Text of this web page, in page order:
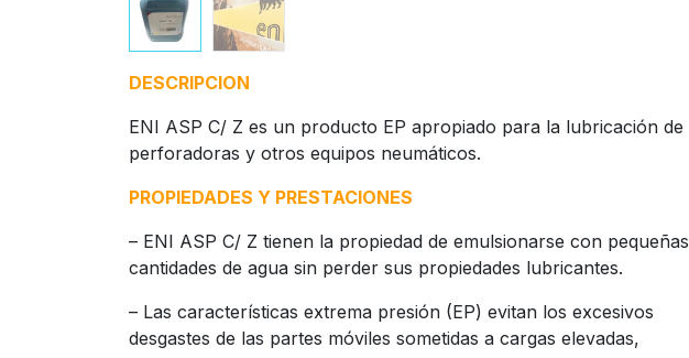
DESCRIPCION
ENI ASP C/ Z es un producto EP apropiado para la lubricación de
perforadoras y otros equipos neumáticos.
PROPIEDADES Y PRESTACIONES
– ENI ASP C/ Z tienen la propiedad de emulsionarse con pequeñas
cantidades de agua sin perder sus propiedades lubricantes.
– Las características extrema presión (EP) evitan los excesivos
desgastes de las partes móviles sometidas a cargas elevadas,